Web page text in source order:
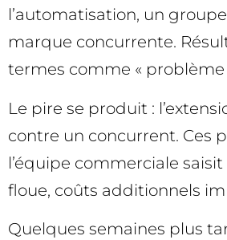
l’automatisation, un
marque concurrente.
termes comme « problème
Le pire se produit :
contre un concurrent. Ces
l’équipe commerciale
floue, coûts additionnels
Quelques semaines plus